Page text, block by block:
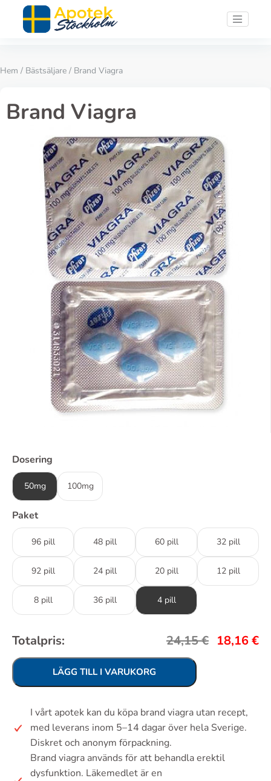
Hem / Bästsäljare / Brand Viagra
Brand Viagra
Dosering
50mg 100mg
Paket
96 pill 48 pill 60 pill 32 pill
92 pill 24 pill 20 pill 12 pill
8 pill 36 pill 4 pill
Totalpris: 24,15€ 18,16€
LÄGG TILL I VARUKORG
I vårt apotek kan du köpa brand viagra utan recept,
med leverans inom 5–14 dagar över hela Sverige.
Diskret och anonym förpackning.
Brand viagra används för att behandla erektil
dysfunktion. Läkemedlet är en